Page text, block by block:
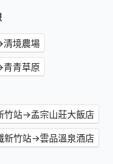
境農場
青草原
竹站→孟宗山莊大飯店
新竹站→雲品溫泉酒店